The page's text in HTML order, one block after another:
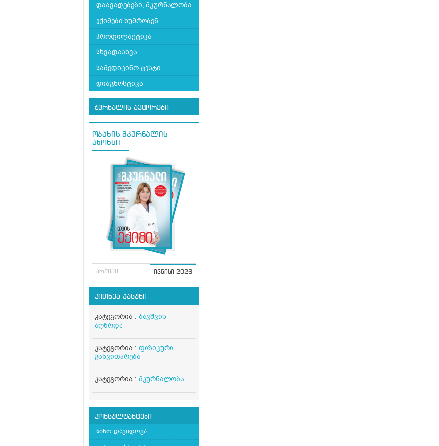
დაავადებები, მკურნალობა
ექიმები ხუმრობენ
პროფილაქტიკა
სხვადასხვა
სამედიცინო ტესტი
დიაგნოსტიკა
ჟურნალის ავტორები
ოჯახის მკურნალის
ანონსი
არქივი ივნისი 2026
კითხვა-პასუხი
კატეგორია : ბავშვის
აღზრდა
კატეგორია : ფიზიკური
განვითარება
კატეგორია : მკურნალობა
კონსულტანტები
ნინო დავიდოვა